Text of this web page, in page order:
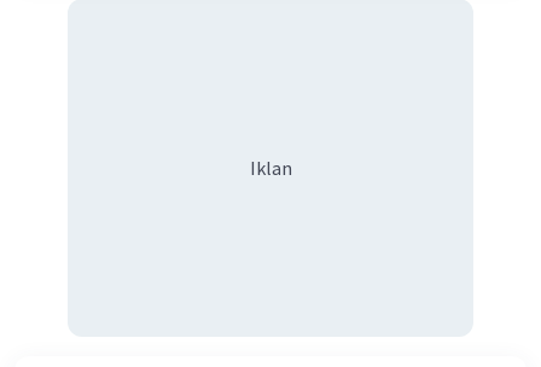
limpahan karuniaNya kita bisa berkumpul di sini. Kalimat
Iklan